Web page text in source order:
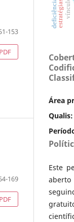
153
PDF
169
PDF
vínculo
Área
Qualis:
Este